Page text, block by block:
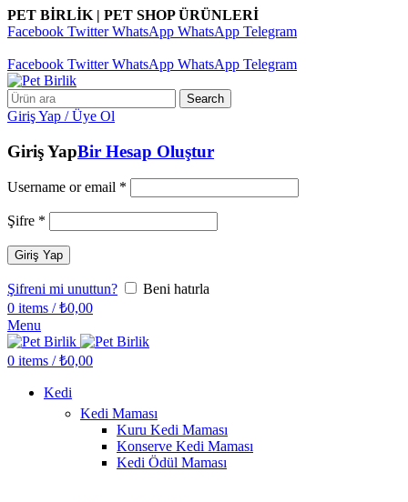
PET BİRLİK | PET SHOP ÜRÜNLERİ
Facebook Twitter WhatsApp WhatsApp Telegram
Facebook Twitter WhatsApp WhatsApp Telegram
Search
Giriş Yap / Üye Ol
Giriş YapBir Hesap Oluştur
Username or email *
Şifre *
Giriş Yap
Şifreni mi unuttun?
Beni hatırla
0 items / ₺0,00
Menu
0 items / ₺0,00
Kedi
Kedi Maması
Kuru Kedi Maması
Konserve Kedi Maması
Kedi Ödül Maması